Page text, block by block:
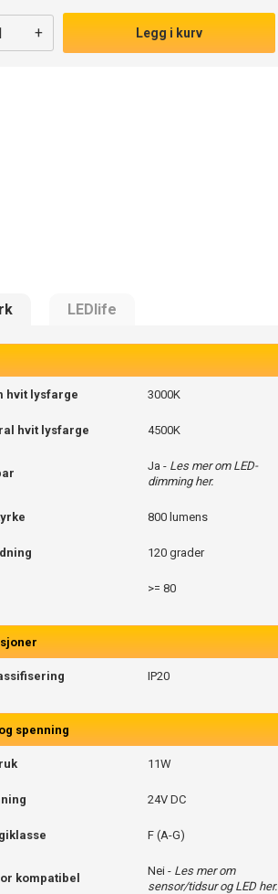
+ Legg i kurv
LEDlife
hvit lysfarge 3000K
hvit lysfarge 4500K
Ja - Les mer om LED-
dimming her.
800 lumens
120 grader
>= 80
IP20
spenning
11W
24V DC
F (A-G)
kompatibel
Nei - Les mer om
sensor/tidsur og LED her.